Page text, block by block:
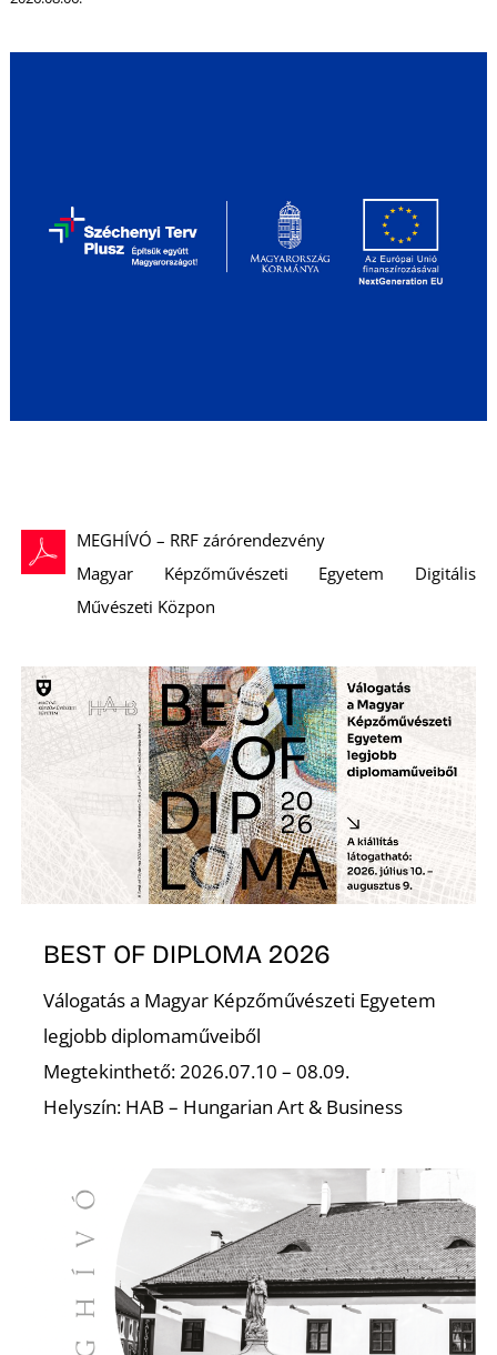
MEGHÍVÓ – RRF zárórendezvény
Magyar Képzőművészeti Egyetem Digitális
Művészeti Közpon
BEST OF DIPLOMA 2026
Válogatás a Magyar Képzőművészeti Egyetem
legjobb diplomaműveiből
Megtekinthető: 2026.07.10 – 08.09.
Helyszín: HAB – Hungarian Art & Business